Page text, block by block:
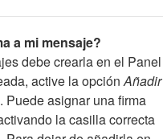
a mi mensaje?
debe crearla en el Panel
active la opciónAñadir
asignar una firma
la casilla correcta